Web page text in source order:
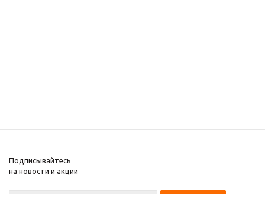
Подписывайтесь
на новости и акции